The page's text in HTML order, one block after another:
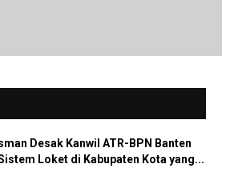
Desak Kanwil ATR-BPN Banten
Loket di Kabupaten Kota yang...